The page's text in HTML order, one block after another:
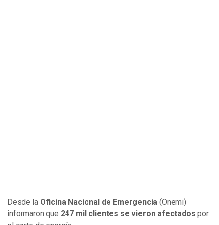
Desde la Oficina Nacional de Emergencia (Onemi)
informaron que 247 mil clientes se vieron afectados por